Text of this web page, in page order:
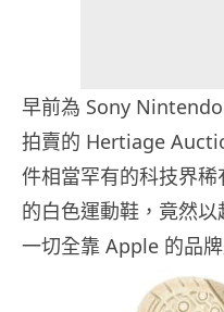
早前為 Sony
拍賣的 Hertiage
件相當罕有的科技界
的白色運動鞋，竟然
一切全靠 Apple 的品牌